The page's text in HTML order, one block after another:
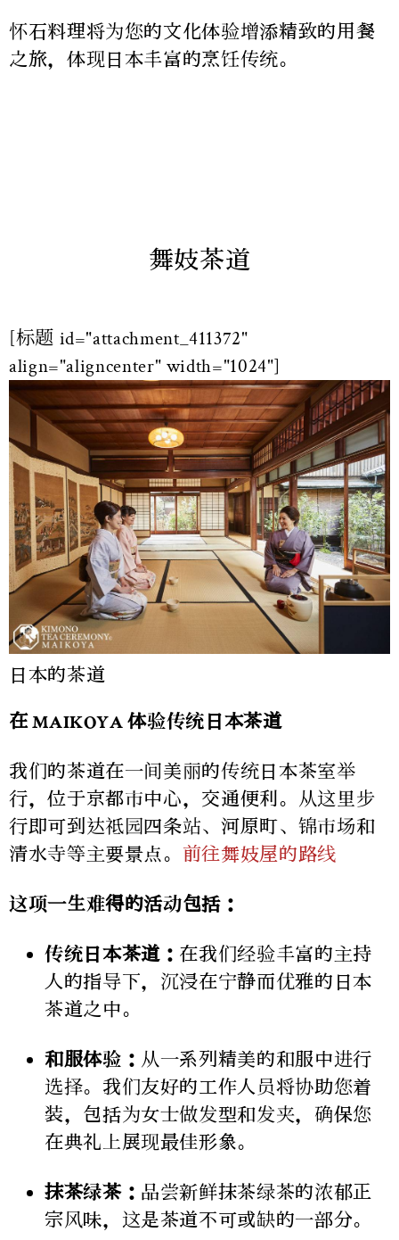
怀石料理将为您的文化体验增添精致的用餐
之旅，体现日本丰富的烹饪传统。
舞妓茶道
[标题 id="attachment_411372"
align="aligncenter" width="1024"]
日本的茶道
在 MAIKOYA 体验传统日本茶道
我们的茶道在一间美丽的传统日本茶室举
行，位于京都市中心，交通便利。从这里步
行即可到达祗园四条站、河原町、锦市场和
清水寺等主要景点。 前往舞妓屋的路线
这项一生难得的活动包括：
传统日本茶道： 在我们经验丰富的主持
人的指导下，沉浸在宁静而优雅的日本
茶道之中。
和服体验： 从一系列精美的和服中进行
选择。我们友好的工作人员将协助您着
装，包括为女士做发型和发夹，确保您
在典礼上展现最佳形象。
抹茶绿茶： 品尝新鲜抹茶绿茶的浓郁正
宗风味，这是茶道不可或缺的一部分。